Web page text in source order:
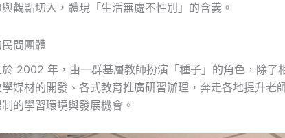
觀點切入，體現「生活無處不性別」的含義。
間團體
2002 年，由一群基層教師扮演「種子」的角色，除了
媒材的開發、各式教育推廣研習辦理，奔走各地提升老
的學習環境與發展機會。